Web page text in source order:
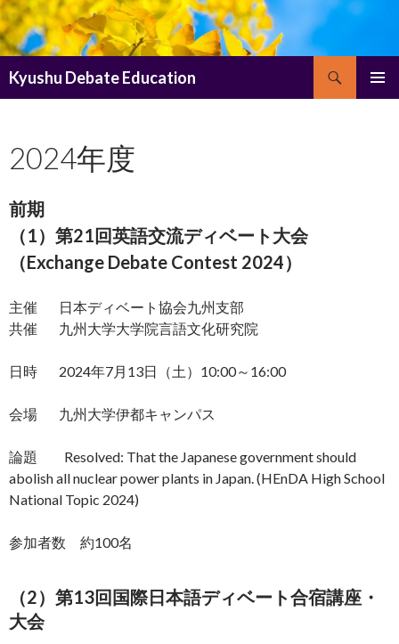
Kyushu Debate Education
2024年度
前期
（1）第21回英語交流ディベート大会
（Exchange Debate Contest 2024）
主催 日本ディベート協会九州支部
共催 九州大学大学院言語文化研究院
日時 2024年7月13日（土）10:00～16:00
会場 九州大学伊都キャンパス
論題 Resolved: That the Japanese government should
abolish all nuclear power plants in Japan. (HEnDA High School
National Topic 2024)
参加者数 約100名
（2）第13回国際日本語ディベート合宿講座・
大会